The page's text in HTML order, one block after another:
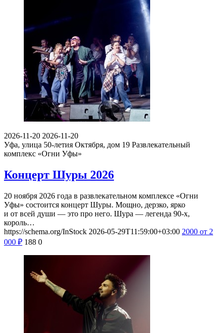
2026-11-20 2026-11-20
Уфа, улица 50-летия Октября, дом 19 Развлекательный
комплекс «Огни Уфы»
Концерт Шуры 2026
20 ноября 2026 года в развлекательном комплексе «Огни
Уфы» состоится концерт Шуры. Мощно, дерзко, ярко
и от всей души — это про него. Шура — легенда 90-х,
король…
https://schema.org/InStock 2026-05-29T11:59:00+03:00 2000 от 2
000 ₽ 188 0